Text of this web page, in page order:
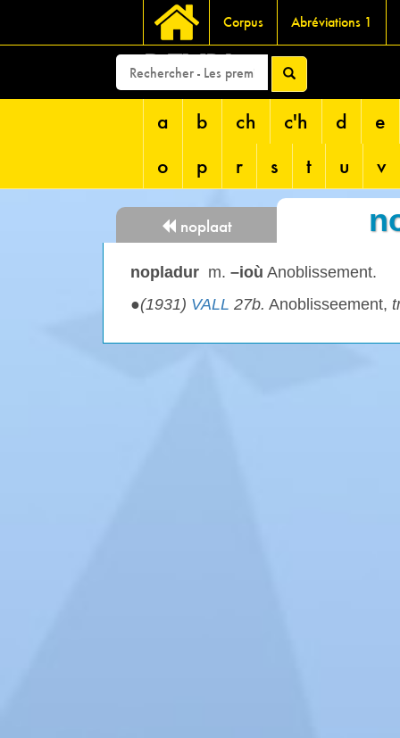
Corpus Abréviations 1
DEVRI
a b ch c'h d
e
o
p r s t u v
noplaat
nopladur m. –ioù Anoblissement.
●(1931) VALL 27b. Anoblisseement,